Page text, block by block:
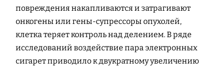
повреждения накапливаются и затрагивают
онкогены или гены-супрессоры опухолей,
клетка теряет контроль над делением. В ряде
исследований воздействие пара электронных
сигарет приводило к двукратному увеличению